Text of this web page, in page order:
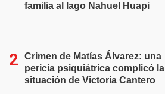
familia al lago Nahuel Huapi
Crimen de Matías Álvarez: una
pericia psiquiátrica complicó la
situación de Victoria Cantero